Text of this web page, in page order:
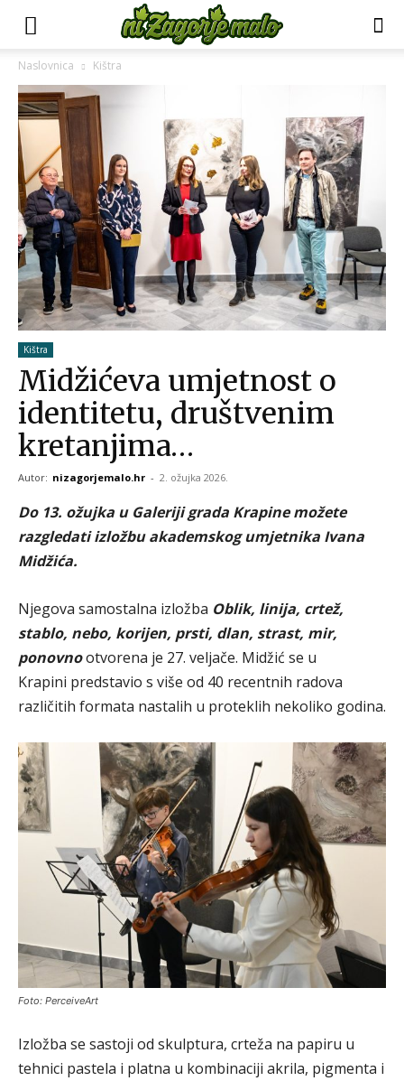
Naslovnica Kištra
Kištra
Midžićeva umjetnost o
identitetu, društvenim
kretanjima…
Autor: nizagorjemalo.hr - 2. ožujka 2026.
Do 13. ožujka u Galeriji grada Krapine možete
razgledati izložbu akademskog umjetnika Ivana
Midžića.
Njegova samostalna izložba Oblik, linija, crtež,
stablo, nebo, korijen, prsti, dlan, strast, mir,
ponovnootvorena je 27. veljače. Midžić se u
Krapini predstavio s više od 40 recentnih radova
različitih formata nastalih u proteklih nekoliko godina.
Foto: PerceiveArt
Izložba se sastoji od skulptura, crteža na papiru u
tehnici pastela i platna u kombinaciji akrila, pigmenta i